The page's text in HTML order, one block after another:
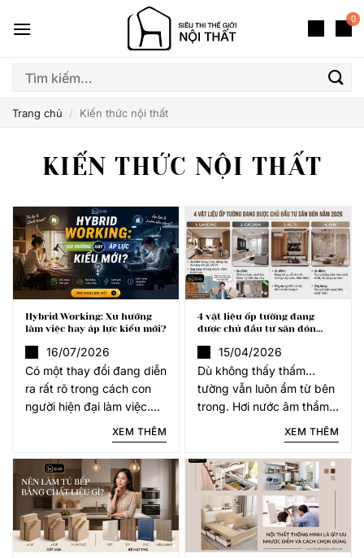
qua
dung
0
Tìm
Trang chủ / Kiến thức nội thất
KIẾN THỨC NỘI THẤT
Hybrid Working: Xu hướng
làm việc hay áp lực kiểu mới?
16/07/2026
Có một thay đổi đang diễn
ra rất rõ trong cách con
người hiện đại làm việc.
còn muốn gắn chặt 8
tiếng mỗi ngày tại văn
phòng. Họ muốn chủ động
hơn về thời gian,
XEM THÊM
4 vật liệu ốp tường đang
được chủ đầu tư săn đón
15/04/2026
Dù không thấy thấm…
tường vẫn luôn ẩm từ bên
trong. Hơi nước âm thầm
di chuyển mỗi ngày, tích
tụ phía sau lớp ốp. Khi
gặp vật liệu không kháng
ẩm hoặc không có khả
năng “giải áp hơi
XEM THÊM